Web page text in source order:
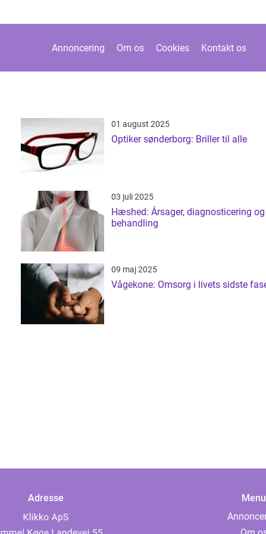
Annoncering Om os Cookies Kontakt os
01 august 2025
Optiker sønderborg: Briller til alle
03 juli 2025
Hæshed: Årsager, diagnosticering og
behandling
09 maj 2025
Vågekone: Omsorg i livets sidste
Adresse
Menu